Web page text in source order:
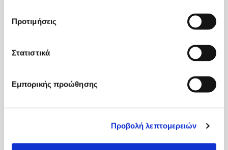
Προτιμήσεις
Στατιστικά
Εμπορικής προώθησης
Προβολή λεπτομερειών
πρόσκρουση και η ρήξη
βλάβη του αρθρικού